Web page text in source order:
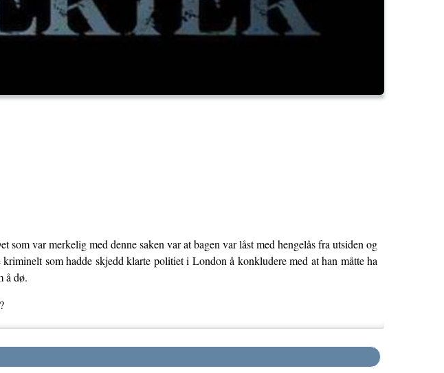
var merkelig med denne saken var at bagen var låst med hengelås fra utsiden og
som hadde skjedd klarte politiet i London å konkludere med at han måtte ha
å dø.